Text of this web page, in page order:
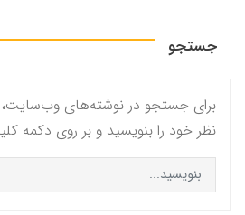
جستجو
برای جستجو در نوشته‌های
نظر خود را بنویسید و بر روی دکمه